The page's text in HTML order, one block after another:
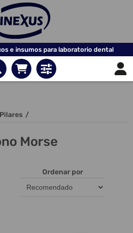
e insumos para laboratorio dental
Pilares /
Morse
Ordenar por